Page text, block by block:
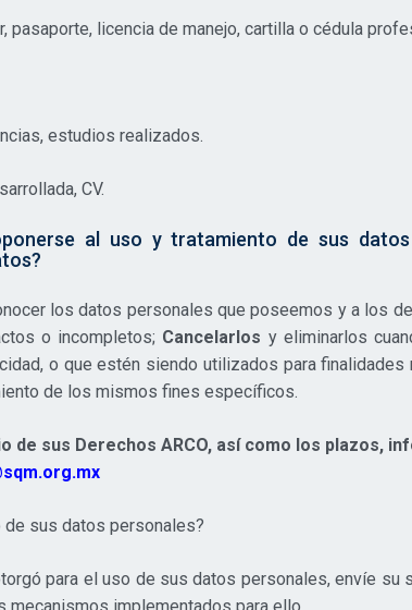
pasaporte, licencia de manejo, cartilla o cédula
estudios realizados.
CV.
al uso y tratamiento de sus
los datos personales que poseemos y a los
o incompletos; Cancelarlos y eliminarlos
o que estén siendo utilizados para
de los mismos fines específicos.
sus Derechos ARCO, así como los plazos,
de sus datos personales?
para el uso de sus datos personales, envíe su